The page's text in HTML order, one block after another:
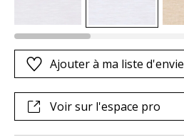
Ajouter à ma liste d'envie
Voir sur l'espace pro